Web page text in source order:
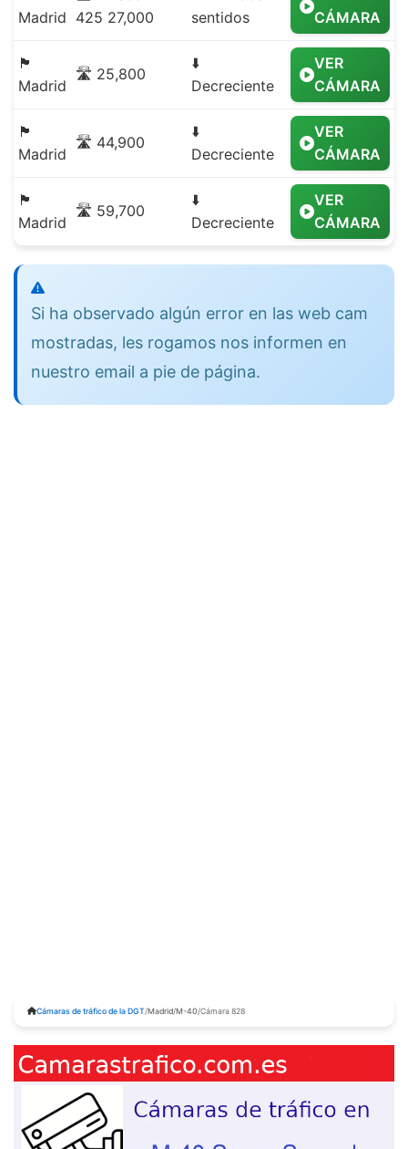
Madrid 425 27,000
sentidos
CÁMARA
🏴
Madrid
🛣️ 25,800
⬇️
Decreciente
VER
CÁMARA
🏴
Madrid
🛣️ 44,900
⬇️
Decreciente
VER
CÁMARA
🏴
Madrid
🛣️ 59,700
⬇️
Decreciente
VER
CÁMARA
Si ha observado algún error en las web cam
mostradas, les rogamos nos informen en
nuestro email a pie de página.
Cámaras de tráfico de la DGT/Madrid/M-40 /Cámara 828